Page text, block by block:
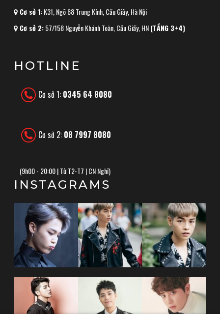
Cơ sở 1:K31, Ngõ 68 Trung Kính, Cầu Giấy, Hà Nội
Cơ sở 2:57/158 Nguyễn Khánh Toàn, Cầu Giấy, HN(TẦNG 3+4)
HOTLINE
Cơ sở 1: 0345 64 8080
Cơ sở 2: 08 7997 8080
(9h00 - 20:00 | Từ T2-T7 | CN Nghỉ)
INSTAGRAMS